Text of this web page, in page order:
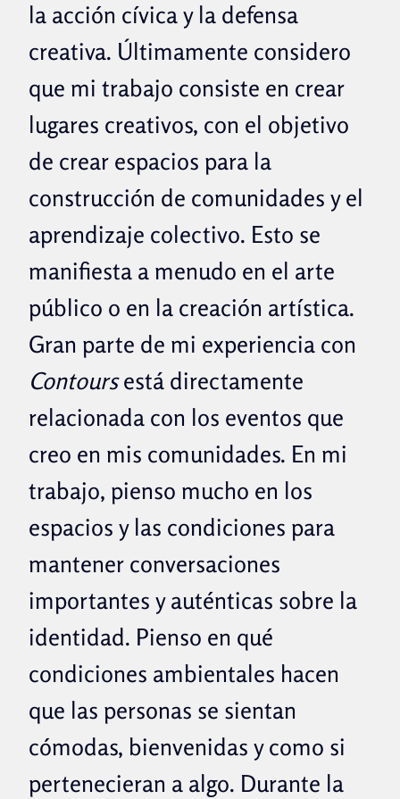
la acción cívica y la defensa
creativa. Últimamente considero
que mi trabajo consiste en crear
lugares creativos, con el objetivo
de crear espacios para la
construcción de comunidades y el
aprendizaje colectivo. Esto se
manifiesta a menudo en el arte
público o en la creación artística.
Gran parte de mi experiencia con
Contoursestá directamente
relacionada con los eventos que
creo en mis comunidades. En mi
trabajo, pienso mucho en los
espacios y las condiciones para
mantener conversaciones
importantes y auténticas sobre la
identidad. Pienso en qué
condiciones ambientales hacen
que las personas se sientan
cómodas, bienvenidas y como si
pertenecieran a algo. Durante la